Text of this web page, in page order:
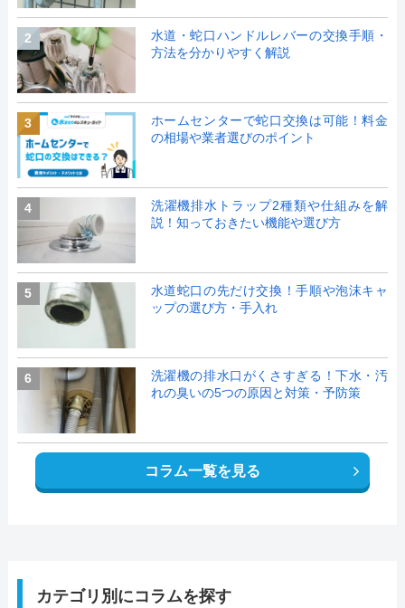
2
水道・蛇口ハンドルレバーの交換手順・
方法を分かりやすく解説
3
ホームセンターで蛇口交換は可能！料金
の相場や業者選びのポイント
4
洗濯機排水トラップ2種類や仕組みを解
説！知っておきたい機能や選び方
5
水道蛇口の先だけ交換！手順や泡沫キャ
ップの選び方・手入れ
6
洗濯機の排水口がくさすぎる！下水・汚
れの臭いの5つの原因と対策・予防策
コラム一覧を見る
カテゴリ別にコラムを探す